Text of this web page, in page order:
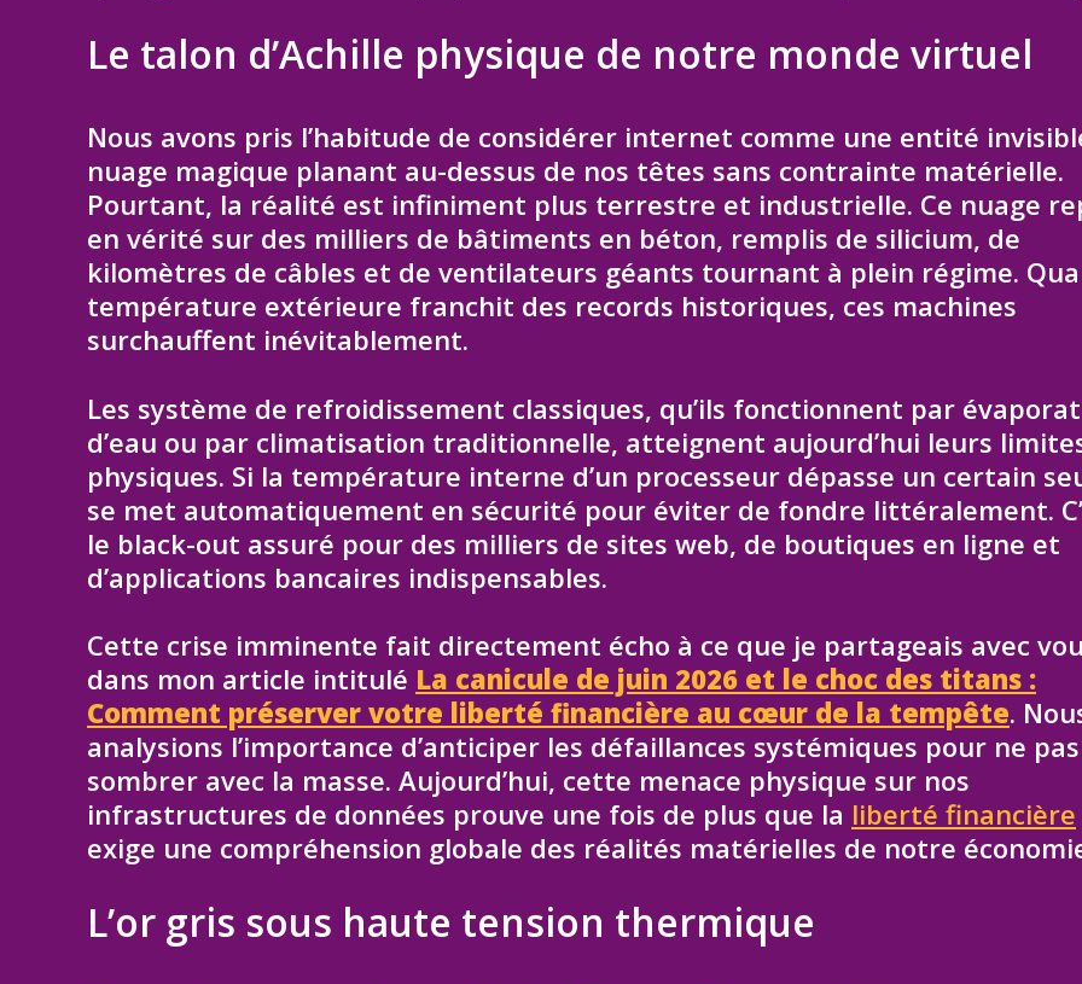
Le talon d’Achille physique de notre monde virtuel
Nous avons pris l’habitude de considérer internet comme une entité
nuage magique planant au-dessus de nos têtes sans contrainte matérielle.
Pourtant, la réalité est infiniment plus terrestre et industrielle. Ce nuage
en vérité sur des milliers de bâtiments en béton, remplis de silicium, de
kilomètres de câbles et de ventilateurs géants tournant à plein régime.
température extérieure franchit des records historiques, ces machines
surchauffent inévitablement.
Les système de refroidissement classiques, qu’ils fonctionnent par
d’eau ou par climatisation traditionnelle, atteignent aujourd’hui leurs
physiques. Si la température interne d’un processeur dépasse un certain
se met automatiquement en sécurité pour éviter de fondre littéralement.
le black-out assuré pour des milliers de sites web, de boutiques en ligne et
d’applications bancaires indispensables.
Cette crise imminente fait directement écho à ce que je partageais avec
dans mon article intitulé La canicule de juin 2026 et le choc des titans :
Comment préserver votre liberté financière au cœur de la tempête.
analysions l’importance d’anticiper les défaillances systémiques pour ne pas
sombrer avec la masse. Aujourd’hui, cette menace physique sur nos
infrastructures de données prouve une fois de plus que la liberté financière
exige une compréhension globale des réalités matérielles de notre
L’or gris sous haute tension thermique